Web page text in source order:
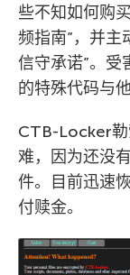
些不知如何购
频指南”，并主
信守承诺”。受
的特殊代码与
CTB-Locker勒
难，因为还没
件。目前迅速
付赎金。